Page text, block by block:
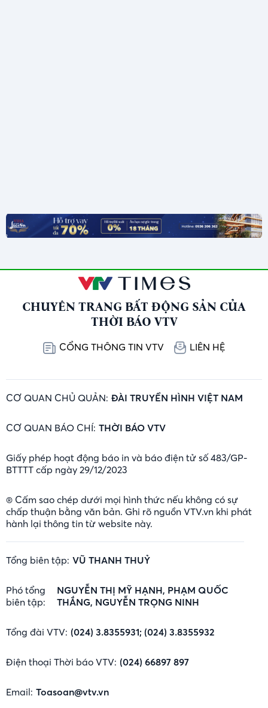
CHUYÊN TRANG BẤT ĐỘNG SẢN CỦA
THỜI BÁO VTV
CỔNG THÔNG TIN VTV LIÊN HỆ
CƠ QUAN CHỦ QUẢN: ĐÀI TRUYỀN HÌNH VIỆT NAM
CƠ QUAN BÁO CHÍ: THỜI BÁO VTV
Giấy phép hoạt động báo in và báo điện tử số 483/GP-
BTTTT cấp ngày 29/12/2023
® Cấm sao chép dưới mọi hình thức nếu không có sự
chấp thuận bằng văn bản. Ghi rõ nguồn VTV.vn khi phát
hành lại thông tin từ website này.
Tổng biên tập: VŨ THANH THUỶ
Phó tổng
biên tập:
NGUYỄN THỊ MỸ HẠNH, PHẠM QUỐC
THẮNG, NGUYỄN TRỌNG NINH
Tổng đài VTV: (024) 3.8355931; (024) 3.8355932
Điện thoại Thời báo VTV: (024) 66897 897
Email: Toasoan@vtv.vn